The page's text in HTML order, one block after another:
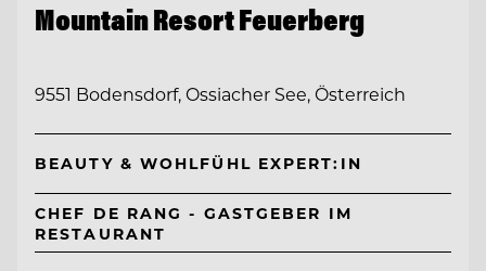
Mountain Resort Feuerberg
9551 Bodensdorf, Ossiacher See, Österreich
BEAUTY & WOHLFÜHL EXPERT:IN
CHEF DE RANG - GASTGEBER IM
RESTAURANT